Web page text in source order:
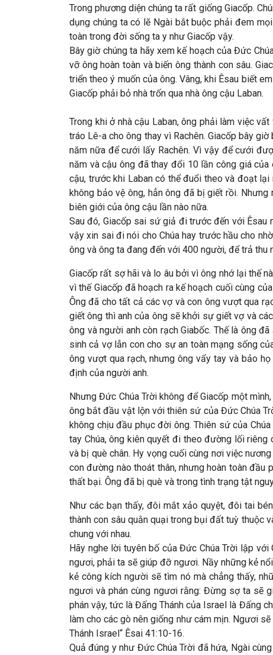
Trong phương diện chúng ta rất giống Giacốp.
dụng chúng ta có lẽ Ngài bắt buộc phải đem
toàn trong đời sống ta y như Giacốp vậy.
Bây giờ chúng ta hãy xem kế hoạch của Đức
vỡ ông hoàn toàn và biến ông thành con sâu.
triển theo ý muốn của ông. Vâng, khi Êsau biết
Giacốp phải bỏ nhà trốn qua nhà ông cậu Laban.
Trong khi ở nhà cậu Laban, ông phải làm việc
tráo Lê-a cho ông thay vì Rachên. Giacốp bây
năm nữa để cưới lấy Rachên. Vì vậy để cưới
năm và cậu ông đã thay đổi 10 lần công giá
cậu, trước khi Laban có thể đuổi theo và đoạt
không bảo vệ ông, hẳn ông đã bị giết rồi.
biên giới của ông cậu lần nào nữa.
Sau đó, Giacốp sai sứ giả đi trước đến với Êsau
vậy xin sai đi nói cho Chúa hay trước hầu cho
ông và ông ta đang đến với 400 người, để trả thu
Giacốp rất sợ hãi và lo âu bởi vì ông nhớ lại thế
vì thế Giacốp đã hoạch ra kế hoạch cuối cùng
Ông đã cho tất cả các vợ và con ông vượt qua
giết ông thì anh của ông sẽ khởi sự giết vợ và
ông và người anh còn rạch Giabốc. Thế là ông
sinh cả vợ lẫn con cho sự an toàn mạng sống
ông vượt qua rạch, nhưng ông vẩy tay và bảo
định của người anh.
Nhưng Đức Chúa Trời không để Giacốp một
ông bắt đầu vật lộn với thiên sứ của Đức Chúa
không chịu đầu phục đời ông. Thiên sứ của
tay Chúa, ông kiên quyết đi theo đường lối riêng
và bị què chân. Hy vọng cuối cùng nơi việc
con đường nào thoát thân, nhưng hoàn toàn
thất bại. Ông đã bị què và trong tình trạng tật
Như các bạn thấy, đôi mắt xảo quyệt, đôi tai
thành con sâu quằn quại trong bụi đất tuỳ thuộc
chung với nhau.
Hãy nghe lời tuyên bố của Đức Chúa Trời lập
ngươi, phải ta sẽ giúp đỡ ngươi. Nầy những kẻ
kẻ công kích người sẽ tìm nó mà chẳng thấy,
ngươi và phán cùng ngươi rằng: Đừng sợ ta sẽ
phán vậy, tức là Đấng Thánh của Israel là Đấng
làm cho các gò nên giống như cám mịn. Ngươi
Thánh Israel“ Êsai 41:10-16.
Quả đúng y như Đức Chúa Trời đã hứa, Ngài